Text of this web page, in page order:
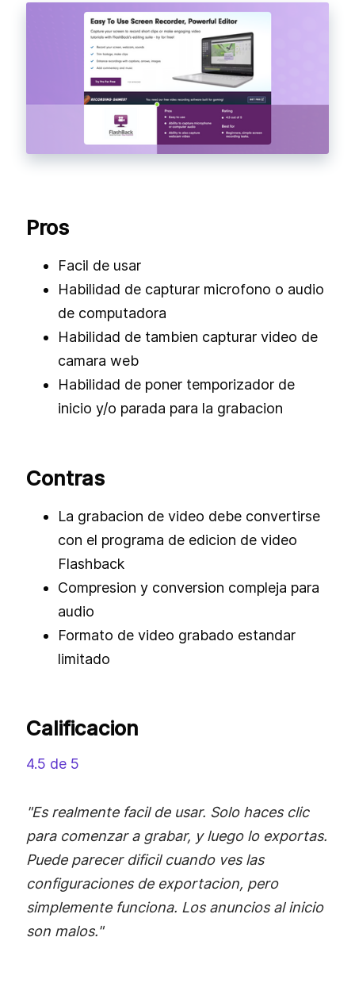
Pros
Facil de usar
Habilidad de capturar microfono o audio
de computadora
Habilidad de tambien capturar video de
camara web
Habilidad de poner temporizador de
inicio y/o parada para la grabacion
Contras
La grabacion de video debe convertirse
con el programa de edicion de video
Flashback
Compresion y conversion compleja para
audio
Formato de video grabado estandar
limitado
Calificacion
4.5 de 5
"Es realmente facil de usar. Solo haces clic
para comenzar a grabar, y luego lo exportas.
Puede parecer dificil cuando ves las
configuraciones de exportacion, pero
simplemente funciona. Los anuncios al inicio
son malos."